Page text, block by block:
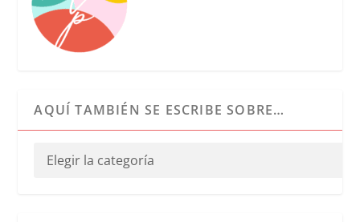
AQUÍ TAMBIÉN SE ESCRIBE SOBRE…